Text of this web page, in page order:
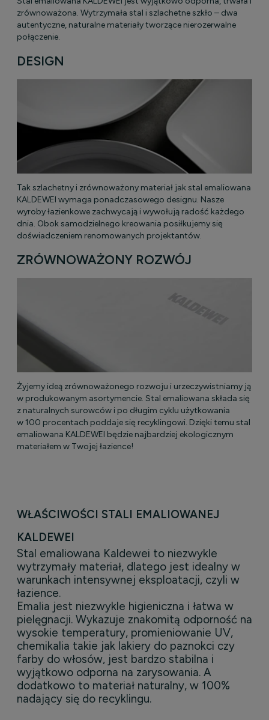
zrównoważona. Wytrzymała stal i szlachetne szkło – dwa
autentyczne, naturalne materiały tworzące nierozerwalne
połączenie.
DESIGN
Tak szlachetny i zrównoważony materiał jak stal emaliowana
KALDEWEI wymaga ponadczasowego designu. Nasze
wyroby łazienkowe zachwycają i wywołują radość każdego
dnia. Obok samodzielnego kreowania posiłkujemy się
doświadczeniem renomowanych projektantów.
ZRÓWNOWAŻONY ROZWÓJ
Żyjemy ideą zrównoważonego rozwoju i urzeczywistniamy ją
w produkowanym asortymencie. Stal emaliowana składa się
z naturalnych surowców i po długim cyklu użytkowania
w 100 procentach poddaje się recyklingowi. Dzięki temu stal
emaliowana KALDEWEI będzie najbardziej ekologicznym
materiałem w Twojej łazience!
WŁAŚCIWOŚCI STALI EMALIOWANEJ
KALDEWEI
Stal emaliowana Kaldewei to niezwykle
wytrzymały materiał, dlatego jest idealny w
warunkach intensywnej eksploatacji, czyli w
łazience.
Emalia jest niezwykle higieniczna i łatwa w
pielęgnacji. Wykazuje znakomitą odporność na
wysokie temperatury, promieniowanie UV,
chemikalia takie jak lakiery do paznokci czy
farby do włosów, jest bardzo stabilna i
wyjątkowo odporna na zarysowania. A
dodatkowo to materiał naturalny, w 100%
nadający się do recyklingu.